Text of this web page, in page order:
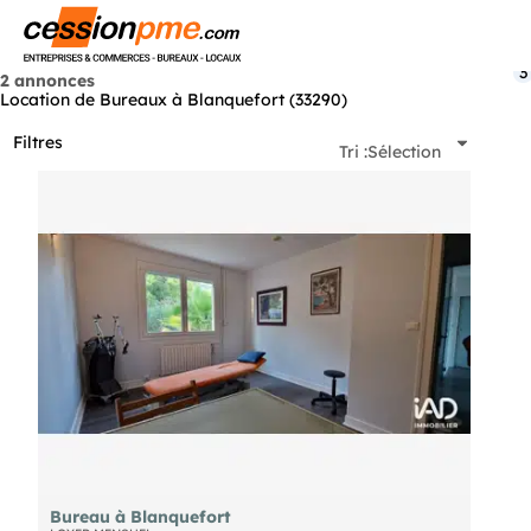
2 annonces
Location de Bureaux à Blanquefort (33290)
Filtres
3
Tri :Sélection
Bureau à Blanquefort